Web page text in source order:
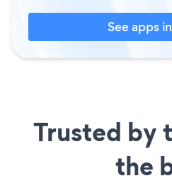
See apps
Trusted by
the